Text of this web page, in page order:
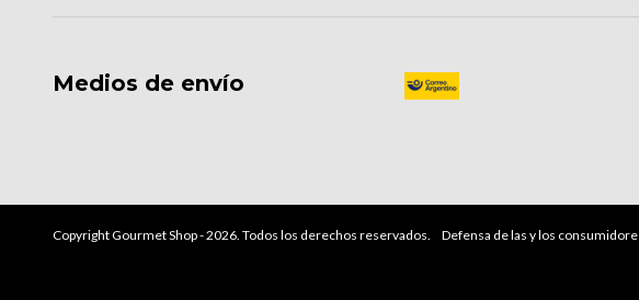
Medios de envío
Copyright Gourmet Shop - 2026. Todos los derechos reservados. Defensa de las y los